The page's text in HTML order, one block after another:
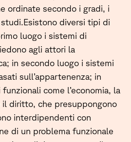
ordinate secondo i gradi, i
diversi tipi di
luogo i sistemi di
agli attori la
in secondo luogo i sistemi
sull’appartenenza; in
come l’economia, la
il diritto, che presuppongono
interdipendenti con
di un problema funzionale